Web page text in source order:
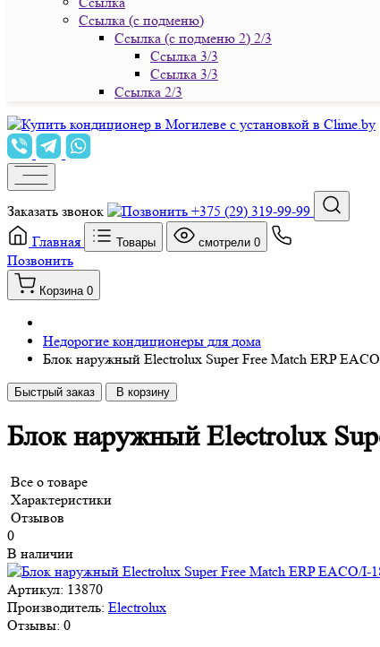
Ссылка (с подменю)
Ссылка (с подменю 2) 2/3
Ссылка 3/3
Ссылка 3/3
Ссылка 2/3
Заказать звонок
+375 (29) 319-99-99
Главная
Товары смотрели 0
Позвонить
Корзина 0
Недорогие кондиционеры для дома
Блок наружный Electrolux Super Free Match ERP
Быстрый заказ В корзину
Блок наружный Electrolux
Все о товаре
Характеристики
Отзывов
0
В наличии
Артикул: 13870
Производитель: Electrolux
Отзывы: 0